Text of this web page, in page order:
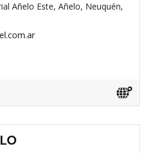
Añelo Este, Añelo, Neuquén,